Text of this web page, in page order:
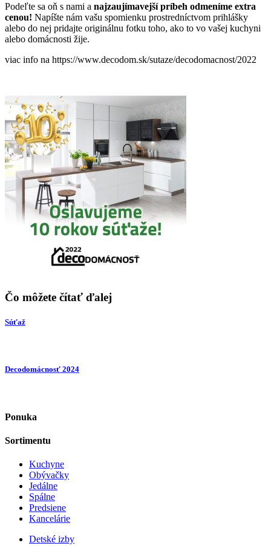
Podeľte sa oň s nami a najzaujímavejší príbeh odmeníme extra
cenou! Napíšte nám vašu spomienku prostredníctvom prihlášky
alebo do nej pridajte originálnu fotku toho, ako to vo vašej kuchyni
alebo domácnosti žije.
viac info na https://www.decodom.sk/sutaze/decodomacnost/2022
Čo môžete čítať ďalej
Súťaž
Decodomácnosť 2024
Ponuka
Sortimentu
Kuchyne
Obývačky
Jedálne
Spálne
Predsiene
Kancelárie
Detské izby